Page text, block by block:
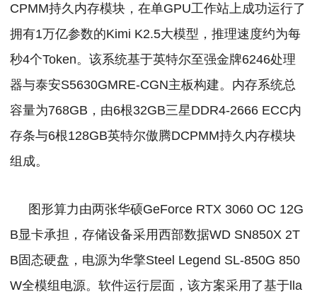
CPMM持久内存模块，在单GPU工作站上成功运行了
拥有1万亿参数的Kimi K2.5大模型，推理速度约为每
秒4个Token。该系统基于英特尔至强金牌6246处理
器与泰安S5630GMRE-CGN主板构建。内存系统总
容量为768GB，由6根32GB三星DDR4-2666 ECC内
存条与6根128GB英特尔傲腾DCPMM持久内存模块
组成。
图形算力由两张华硕GeForce RTX 3060 OC 12G
B显卡承担，存储设备采用西部数据WD SN850X 2T
B固态硬盘，电源为华擎Steel Legend SL-850G 850
W全模组电源。软件运行层面，该方案采用了基于lla